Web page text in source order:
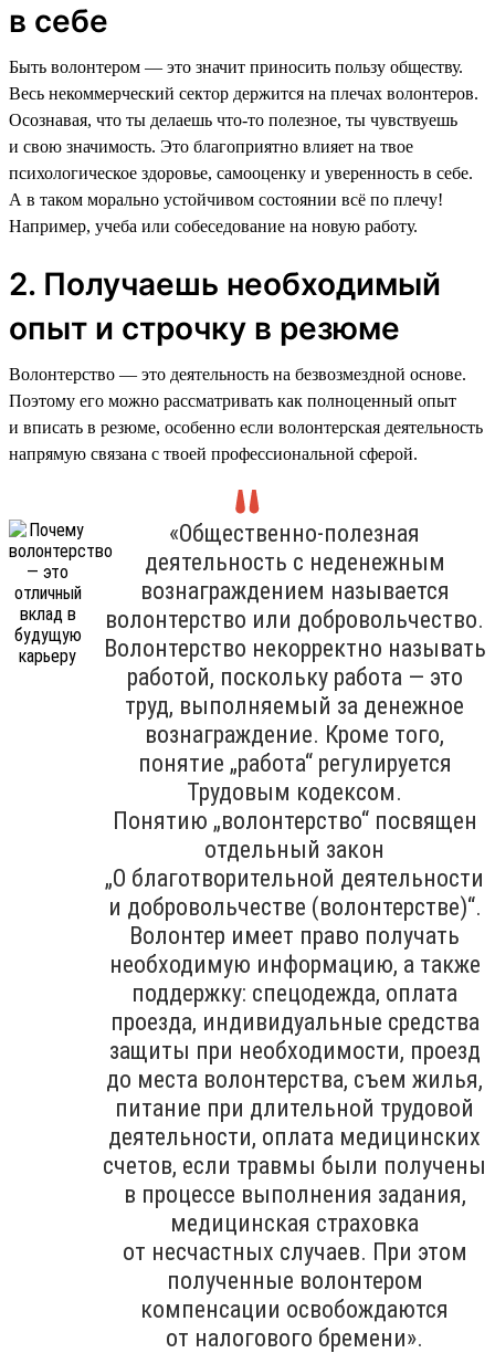
в себе
Быть волонтером — это значит приносить пользу обществу.
Весь некоммерческий сектор держится на плечах волонтеров.
Осознавая, что ты делаешь что-то полезное, ты чувствуешь
и свою значимость. Это благоприятно влияет на твое
психологическое здоровье, самооценку и уверенность в себе.
А в таком морально устойчивом состоянии всё по плечу!
Например, учеба или собеседование на новую работу.
2. Получаешь необходимый
опыт и строчку в резюме
Волонтерство — это деятельность на безвозмездной основе.
Поэтому его можно рассматривать как полноценный опыт
и вписать в резюме, особенно если волонтерская деятельность
напрямую связана с твоей профессиональной сферой.
«Общественно-полезная
деятельность с неденежным
вознаграждением называется
волонтерство или добровольчество.
Волонтерство некорректно называть
работой, поскольку работа — это
труд, выполняемый за денежное
вознаграждение. Кроме того,
понятие „работа“ регулируется
Трудовым кодексом.
Понятию „волонтерство“ посвящен
отдельный закон
„О благотворительной деятельности
и добровольчестве (волонтерстве)“.
Волонтер имеет право получать
необходимую информацию, а также
поддержку: спецодежда, оплата
проезда, индивидуальные средства
защиты при необходимости, проезд
до места волонтерства, съем жилья,
питание при длительной трудовой
деятельности, оплата медицинских
счетов, если травмы были получены
в процессе выполнения задания,
медицинская страховка
от несчастных случаев. При этом
полученные волонтером
компенсации освобождаются
от налогового бремени».